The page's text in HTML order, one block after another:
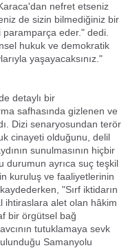
nefret etseniz
de sizin bilmediğiniz bir
eder." dedi.
hukuk ve demokratik
yaşayacaksınız."
detaylı bir
safhasında gizlenen ve
Dizi senaryosundan terör
cinayeti olduğunu, delil
sunulmasının hiçbir
durumun ayrıca suç teşkil
kuruluş ve faaliyetlerinin
"Sırf iktidarın
ihtiraslara alet olan hâkim
bir örgütsel bağ
tutuklamaya sevk
Samanyolu